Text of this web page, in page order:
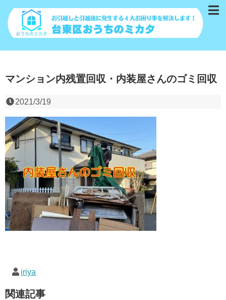
マンション内残置回収・内装屋さんのゴミ回収
2021/3/19
iriya
関連記事